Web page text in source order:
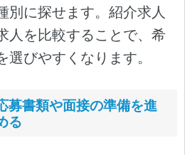
別に探せます。紹介求人
人を比較することで、希
びやすくなります。
募書類や面接の準備を進
る